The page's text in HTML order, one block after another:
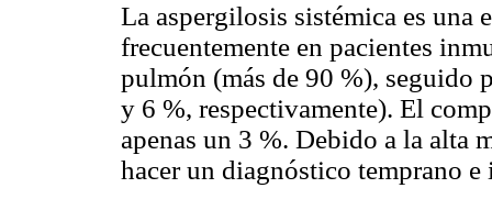
La aspergilosis sistémica es una
frecuentemente en pacientes
pulmón (más de 90 %), seguido
y 6 %, respectivamente). El
apenas un 3 %. Debido a la alta
hacer un diagnóstico temprano